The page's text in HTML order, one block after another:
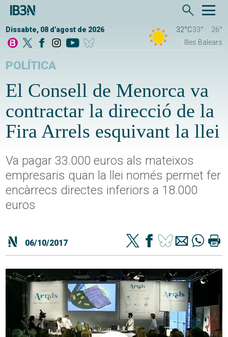
Dissabte, 08 d'agost de 2026 32°C33°
26°
Illes Balears
POLÍTICA
El Consell de Menorca va
contractar la direcció de la
Fira Arrels esquivant la llei
Va pagar 33.000 euros als mateixos
empresaris quan la llei només permet fer
encàrrecs directes inferiors a 18.000
euros
06/10/2017